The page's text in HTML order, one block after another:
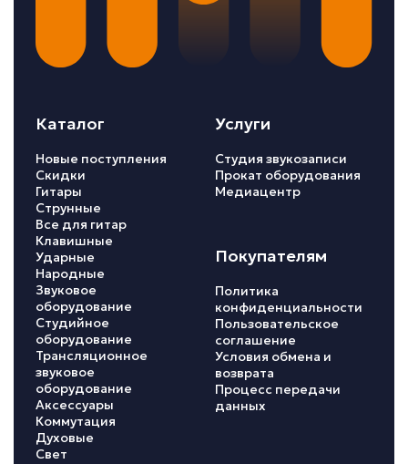
Каталог
Новые поступления
Скидки
Гитары
Струнные
Все для гитар
Клавишные
Ударные
Народные
Звуковое
оборудование
Студийное
оборудование
Трансляционное
звуковое
оборудование
Аксессуары
Коммутация
Духовые
Свет
Услуги
Студия звукозаписи
Прокат оборудования
Медиацентр
Покупателям
Политика
конфиденциальности
Пользовательское
соглашение
Условия обмена и
возврата
Процесс передачи
данных